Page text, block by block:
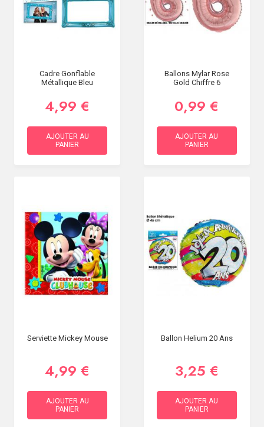
Cadre Gonflable
Métallique Bleu
4,99 €
AJOUTER AU
PANIER
Ballons Mylar Rose
Gold Chiffre 6
0,99 €
AJOUTER AU
PANIER
Serviette Mickey Mouse
4,99 €
AJOUTER AU
PANIER
Ballon Helium 20 Ans
3,25 €
AJOUTER AU
PANIER